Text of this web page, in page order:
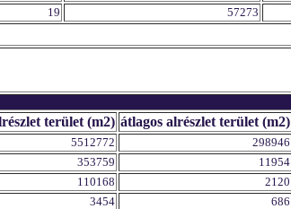
19 57273
terület (m2) átlagos alrészlet terület (m2)
5512772
298946
353759
11954
110168
2120
3454
686